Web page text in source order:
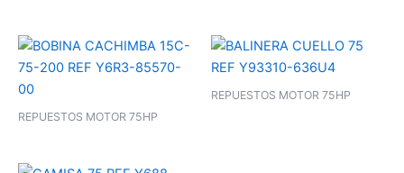
REPUESTOS MOTOR 75HP
REPUESTOS MOTOR 75HP